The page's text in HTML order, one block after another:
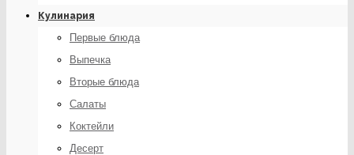
Кулинария
Первые блюда
Выпечка
Вторые блюда
Салаты
Коктейли
Десерт